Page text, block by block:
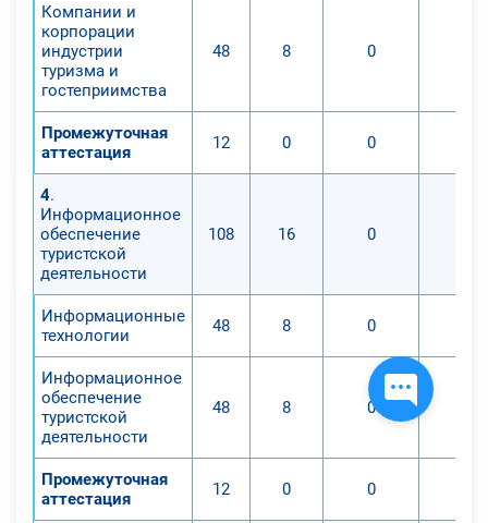
Компании и
корпорации
индустрии
туризма и
гостеприимства
48 8 0
Промежуточная
аттестация
12 0 0
4.
Информационное
обеспечение
туристской
деятельности
108 16 0
Информационные
технологии
48 8 0
Информационное
обеспечение
туристской
деятельности
48 8 0
Промежуточная
аттестация
12 0 0